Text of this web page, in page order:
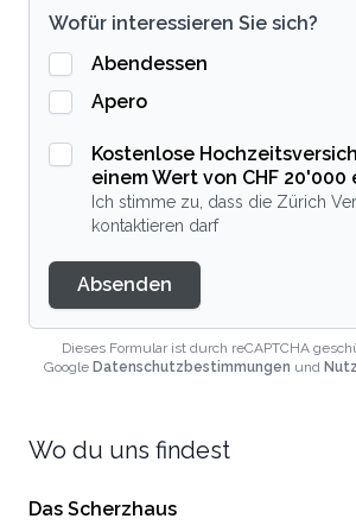
Wofür interessieren Sie sich?
Abendessen
Apero
Kostenlose
einem Wert von CHF
Ich stimme zu, dass die Zürich
kontaktieren darf
Absenden
Dieses Formular ist durch reCAPTCHA
Google Datenschutzbestimmungen und
Wo du uns findest
Das Scherzhaus